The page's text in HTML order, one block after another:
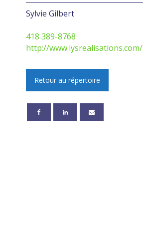
Sylvie Gilbert
418 389-8768
http://www.lysrealisations.com/
Retour au répertoire